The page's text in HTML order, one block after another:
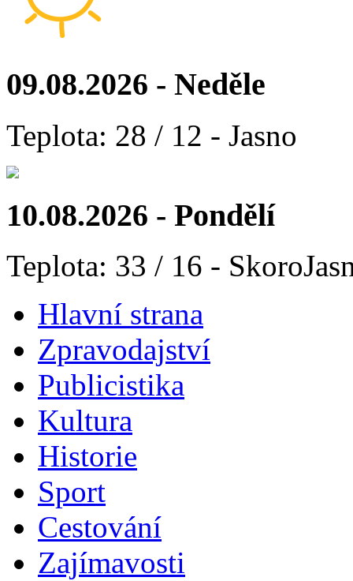
09.08.2026 - Neděle
Teplota: 28 / 12 - Jasno
10.08.2026 - Pondělí
Teplota: 33 / 16 -
Hlavní strana
Zpravodajství
Publicistika
Kultura
Historie
Sport
Cestování
Zajímavosti